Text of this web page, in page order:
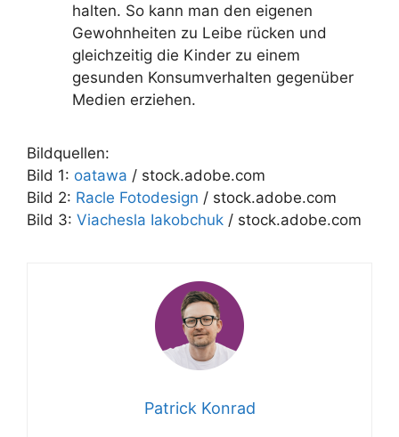
halten. So kann man den eigenen
Gewohnheiten zu Leibe rücken und
gleichzeitig die Kinder zu einem
gesunden Konsumverhalten gegenüber
Medien erziehen.
Bildquellen:
Bild 1: oatawa / stock.adobe.com
Bild 2: Racle Fotodesign / stock.adobe.com
Bild 3: Viachesla Iakobchuk / stock.adobe.com
Patrick Konrad